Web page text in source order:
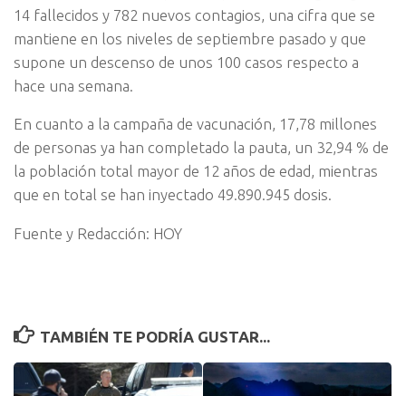
14 fallecidos y 782 nuevos contagios, una cifra que se
mantiene en los niveles de septiembre pasado y que
supone un descenso de unos 100 casos respecto a
hace una semana.
En cuanto a la campaña de vacunación, 17,78 millones
de personas ya han completado la pauta, un 32,94 % de
la población total mayor de 12 años de edad, mientras
que en total se han inyectado 49.890.945 dosis.
Fuente y Redacción: HOY
TAMBIÉN TE PODRÍA GUSTAR...